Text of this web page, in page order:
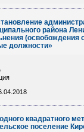
района
(освобождения
должности»
квадратного
поселение